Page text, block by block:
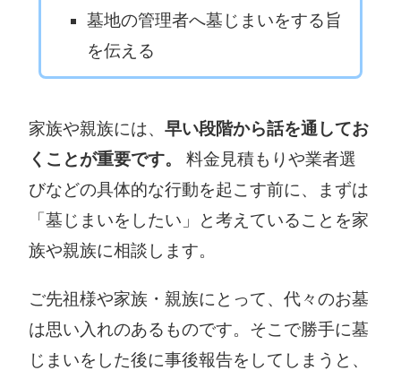
墓地の管理者へ墓じまいをする旨
を伝える
家族や親族には、早い段階から話を通してお
くことが重要です。
料金見積もりや業者選
びなどの具体的な行動を起こす前に、まずは
「墓じまいをしたい」と考えていることを家
族や親族に相談します。
ご先祖様や家族・親族にとって、代々のお墓
は思い入れのあるものです。そこで勝手に墓
じまいをした後に事後報告をしてしまうと、